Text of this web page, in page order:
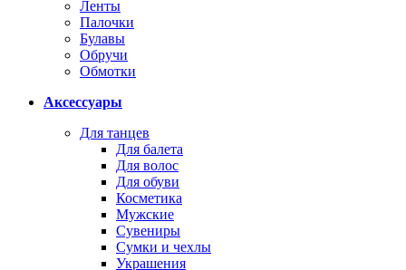
Ленты
Палочки
Булавы
Обручи
Обмотки
Аксессуары
Для танцев
Для балета
Для волос
Для обуви
Косметика
Мужские
Сувениры
Сумки и чехлы
Украшения